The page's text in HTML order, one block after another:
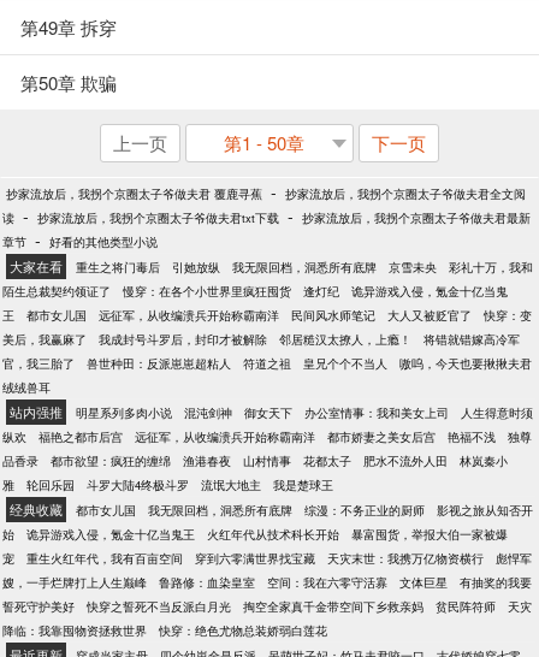
第49章 拆穿
第50章 欺骗
上一页 第1 - 50章 下一页
抄家流放后，我拐个京圈太子爷做夫君 覆鹿寻蕉 - 抄家流放后，我拐个京圈太子爷做夫君全文阅
读 - 抄家流放后，我拐个京圈太子爷做夫君txt下载 - 抄家流放后，我拐个京圈太子爷做夫君最新
章节 - 好看的其他类型小说
大家在看 重生之将门毒后 引她放纵 我无限回档，洞悉所有底牌 京雪未央
彩礼十万，我和
陌生总裁契约领证了
慢穿：在各个小世界里疯狂囤货 逢灯纪
诡异游戏入侵，氪金十亿当鬼
王
都市女儿国 远征军，从收编溃兵开始称霸南洋 民间风水师笔记 大人又被贬官了
快穿：变
美后，我赢麻了
我成封号斗罗后，封印才被解除 邻居糙汉太撩人，上瘾！
将错就错嫁高冷军
官，我三胎了
兽世种田：反派崽崽超粘人 符道之祖 皇兄个个不当人
嗷呜，今天也要揪揪夫君
绒绒兽耳
站内强推 明星系列多肉小说 混沌剑神 御女天下 办公室情事：我和美女上司
人生得意时须
纵欢
福艳之都市后宫 远征军，从收编溃兵开始称霸南洋 都市娇妻之美女后宫 艳福不浅
独尊
品香录
都市欲望：疯狂的缠绵 渔港春夜 山村情事 花都太子 肥水不流外人田
林岚秦小
雅
轮回乐园 斗罗大陆4终极斗罗 流氓大地主 我是楚球王
经典收藏 都市女儿国 我无限回档，洞悉所有底牌 综漫：不务正业的厨师
影视之旅从知否开
始
诡异游戏入侵，氪金十亿当鬼王 火红年代从技术科长开始
暴富囤货，举报大伯一家被爆
宠
重生火红年代，我有百亩空间 穿到六零满世界找宝藏 天灾末世：我携万亿物资横行
彪悍军
嫂，一手烂牌打上人生巅峰
鲁路修：血染皇室 空间：我在六零守活寡 文体巨星
有抽奖的我要
誓死守护美好
快穿之誓死不当反派白月光 掏空全家真千金带空间下乡救亲妈 贫民阵符师
天灾
降临：我靠囤物资拯救世界
快穿：绝色尤物总装娇弱白莲花